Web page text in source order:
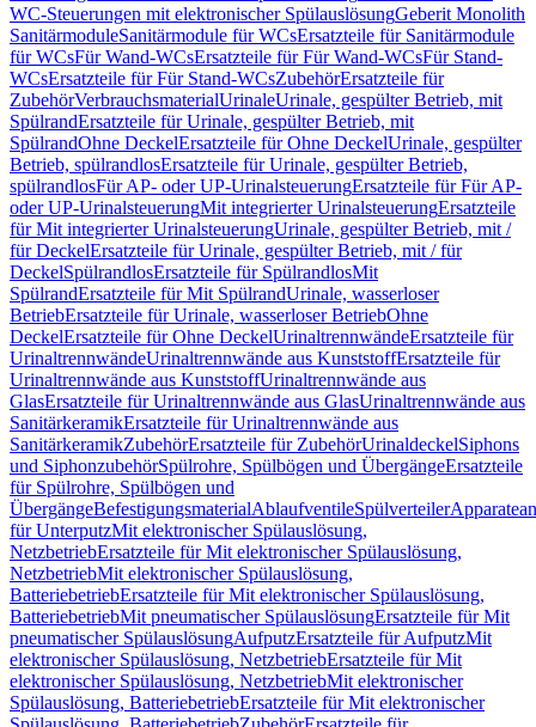
WC-Steuerungen mit elektronischer SpülauslösungGeberit Monolith
SanitärmoduleSanitärmodule für WCsErsatzteile für Sanitärmodule
für WCsFür Wand-WCsErsatzteile für Für Wand-WCsFür Stand-
WCsErsatzteile für Für Stand-WCsZubehörErsatzteile für
ZubehörVerbrauchsmaterialUrinaleUrinale, gespülter Betrieb, mit
SpülrandErsatzteile für Urinale, gespülter Betrieb, mit
SpülrandOhne DeckelErsatzteile für Ohne DeckelUrinale, gespülter
Betrieb, spülrandlosErsatzteile für Urinale, gespülter Betrieb,
spülrandlosFür AP- oder UP-UrinalsteuerungErsatzteile für Für AP-
oder UP-UrinalsteuerungMit integrierter UrinalsteuerungErsatzteile
für Mit integrierter UrinalsteuerungUrinale, gespülter Betrieb, mit /
für DeckelErsatzteile für Urinale, gespülter Betrieb, mit / für
DeckelSpülrandlosErsatzteile für SpülrandlosMit
SpülrandErsatzteile für Mit SpülrandUrinale, wasserloser
BetriebErsatzteile für Urinale, wasserloser BetriebOhne
DeckelErsatzteile für Ohne DeckelUrinaltrennwändeErsatzteile für
UrinaltrennwändeUrinaltrennwände aus KunststoffErsatzteile für
Urinaltrennwände aus KunststoffUrinaltrennwände aus
GlasErsatzteile für Urinaltrennwände aus GlasUrinaltrennwände aus
SanitärkeramikErsatzteile für Urinaltrennwände aus
SanitärkeramikZubehörErsatzteile für ZubehörUrinaldeckelSiphons
und SiphonzubehörSpülrohre, Spülbögen und ÜbergängeErsatzteile
für Spülrohre, Spülbögen und
ÜbergängeBefestigungsmaterialAblaufventileSpülverteiler
für UnterputzMit elektronischer Spülauslösung,
NetzbetriebErsatzteile für Mit elektronischer Spülauslösung,
NetzbetriebMit elektronischer Spülauslösung,
BatteriebetriebErsatzteile für Mit elektronischer Spülauslösung,
BatteriebetriebMit pneumatischer SpülauslösungErsatzteile für Mit
pneumatischer SpülauslösungAufputzErsatzteile für AufputzMit
elektronischer Spülauslösung, NetzbetriebErsatzteile für Mit
elektronischer Spülauslösung, NetzbetriebMit elektronischer
Spülauslösung, BatteriebetriebErsatzteile für Mit elektronischer